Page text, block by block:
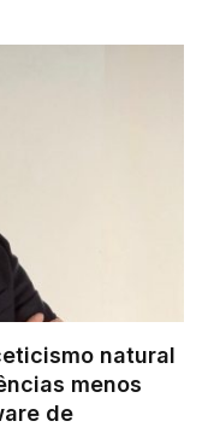
natural
menos
de